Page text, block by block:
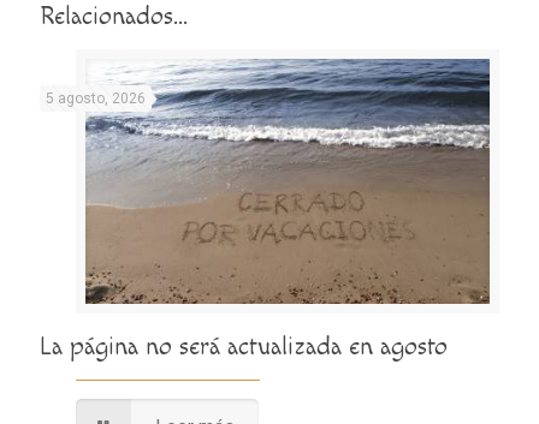
Relacionados...
5 agosto, 2026
La página no será actualizada en agosto